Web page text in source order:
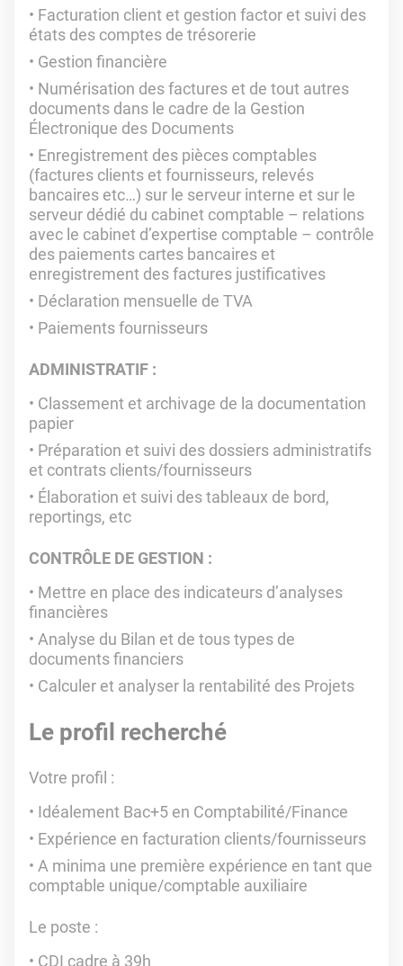
Facturation client et gestion factor et suivi des
états des comptes de trésorerie
Gestion financière
Numérisation des factures et de tout autres
documents dans le cadre de la Gestion
Électronique des Documents
Enregistrement des pièces comptables
(factures clients et fournisseurs, relevés
bancaires etc…) sur le serveur interne et sur le
serveur dédié du cabinet comptable – relations
avec le cabinet d’expertise comptable – contrôle
des paiements cartes bancaires et
enregistrement des factures justificatives
Déclaration mensuelle de TVA
Paiements fournisseurs
ADMINISTRATIF :
Classement et archivage de la documentation
papier
Préparation et suivi des dossiers administratifs
et contrats clients/fournisseurs
Élaboration et suivi des tableaux de bord,
reportings, etc
CONTRÔLE DE GESTION :
Mettre en place des indicateurs d’analyses
financières
Analyse du Bilan et de tous types de
documents financiers
Calculer et analyser la rentabilité des Projets
Le profil recherché
Votre profil :
Idéalement Bac+5 en Comptabilité/Finance
Expérience en facturation clients/fournisseurs
A minima une première expérience en tant que
comptable unique/comptable auxiliaire
Le poste :
CDI cadre à 39h